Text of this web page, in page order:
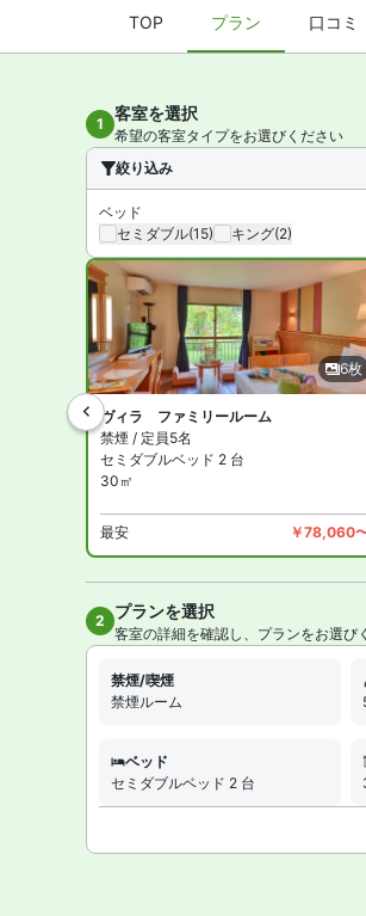
【お食事、レストラン】
朝食はビュッフェ形式です（有料
客室数は全 333 室。インターネッ
フサキビーチリゾート ホテル＆ヴィ
TOP プラン 口コミ
1
客室を選択
希望の客室タイプをお選びください
絞り込み
ベッド
セミダブル(15) キング(2)
6枚
ヴィラ ファミリールーム
禁煙 / 定員5名
セミダブルベッド 2 台
30㎡
最安 ￥78,060
2 プランを選択
客室の詳細を確認し、プランをお選び
禁煙/喫煙
禁煙ルーム
ベッド
セミダブルベッド 2 台